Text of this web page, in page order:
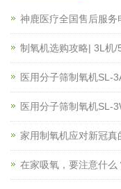
神鹿医疗全国售后服
制氧机选购攻略| 3L机/
医用分子筛制氧机SL-
医用分子筛制氧机SL-
家用制氧机应对新冠真
在家吸氧，要注意什么